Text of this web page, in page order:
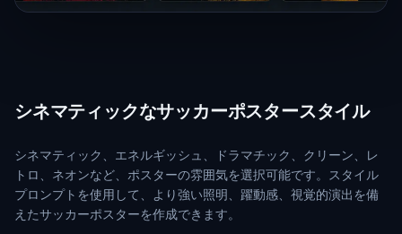
シネマティックなサッカーポスタースタイル
シネマティック、エネルギッシュ、ドラマチック、クリーン、レ
トロ、ネオンなど、ポスターの雰囲気を選択可能です。スタイル
プロンプトを使用して、より強い照明、躍動感、視覚的演出を備
えたサッカーポスターを作成できます。